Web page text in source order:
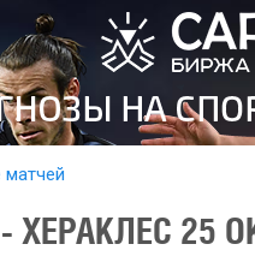
матчей
25